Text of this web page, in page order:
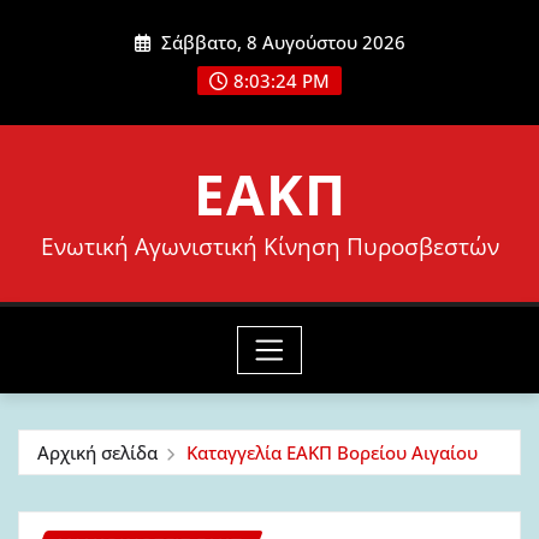
Σάββατο, 8 Αυγούστου 2026
8:03:26 PM
ΕΑΚΠ
Ενωτική Αγωνιστική Κίνηση Πυροσβεστών
Αρχική σελίδα Καταγγελία ΕΑΚΠ Βορείου Αιγαίου